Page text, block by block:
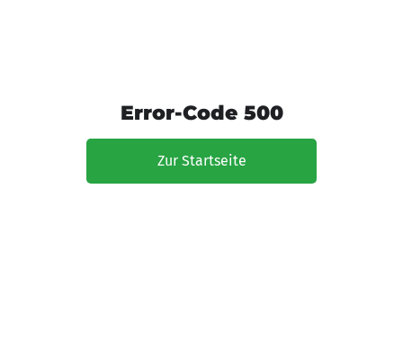
Error-Code 500
Zur Startseite